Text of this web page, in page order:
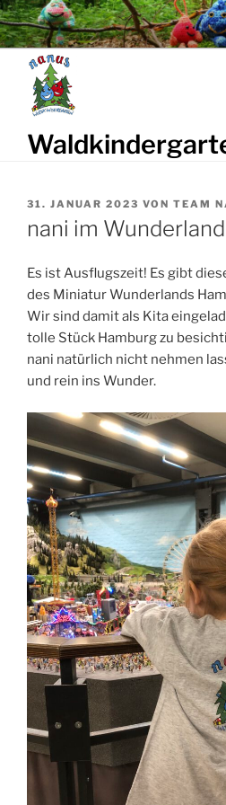
Weiter
zum
Inhalt
VERÖFFENTLICHT
31. JANUAR 2023 VON TEAM
nani im Wunderland
Es ist Ausflugszeit! Es gibt
des Miniatur Wunderlands
Wir sind damit als Kita
tolle Stück Hamburg zu
nani natürlich nicht nehmen
und rein ins Wunder.